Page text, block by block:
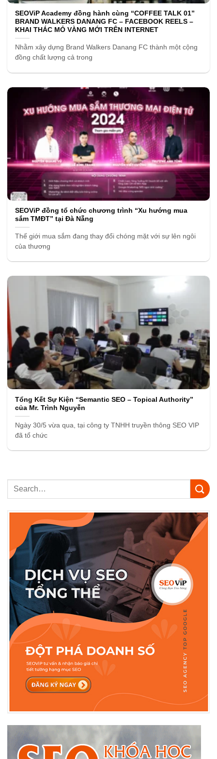
SEOViP Academy đồng hành cùng “COFFEE TALK 01”
BRAND WALKERS DANANG FC – FACEBOOK REELS –
KHAI THÁC MỎ VÀNG MỚI TRÊN INTERNET
Nhằm xây dựng Brand Walkers Danang FC thành một cộng
đồng chất lượng cả trong
SEOViP đồng tổ chức chương trình “Xu hướng mua
sắm TMĐT” tại Đà Nẵng
Thế giới mua sắm đang thay đổi chóng mặt với sự lên ngôi
của thương
Tổng Kết Sự Kiện “Semantic SEO – Topical Authority”
của Mr. Trình Nguyễn
Ngày 30/5 vừa qua, tại công ty TNHH truyền thông SEO VIP
đã tổ chức